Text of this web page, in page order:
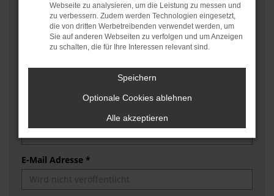
Nachname *
E-Mail Adresse *
Webseite zu analysieren, um die Leistung zu messen und
zu verbessern. Zudem werden Technologien eingesetzt,
die von dritten Werbetreibenden verwendet werden, um
Sie auf anderen Webseiten zu verfolgen und um Anzeigen
zu schalten, die für Ihre Interessen relevant sind.
Speichern
Optionale Cookies ablehnen
Alle akzeptieren